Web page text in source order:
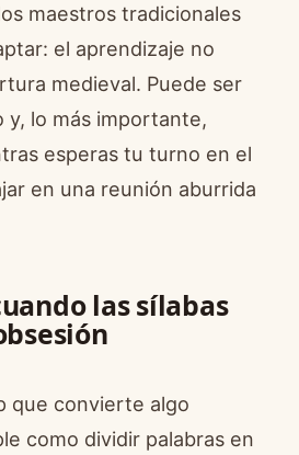
maestros tradicionales
el aprendizaje no
medieval. Puede ser
lo más importante,
esperas tu turno en el
en una reunión aburrida
las sílabas
que convierte algo
como dividir palabras en